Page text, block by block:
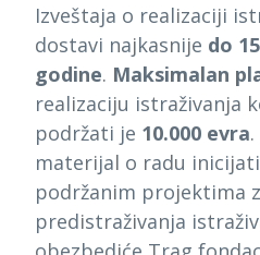
Izveštaja o realizaciji
dostavi najkasnije do
godine. Maksimalan
realizaciju istraživanja
podržati je 10.000 evra
materijal o radu
podržanim projektima
predistraživanja